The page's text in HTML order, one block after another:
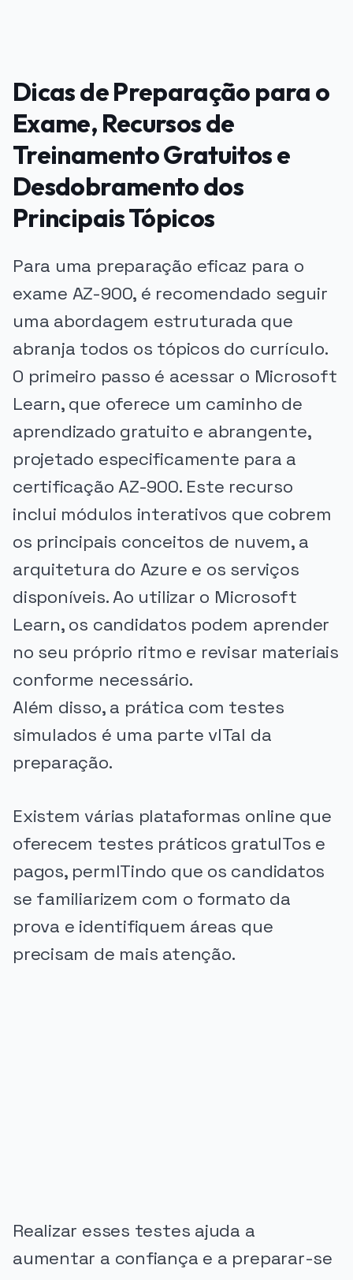
Dicas de Preparação para o
Exame, Recursos de
Treinamento Gratuitos e
Desdobramento dos
Principais Tópicos
Para uma preparação eficaz para o
exame AZ-900, é recomendado seguir
uma abordagem estruturada que
abranja todos os tópicos do currículo.
O primeiro passo é acessar o Microsoft
Learn, que oferece um caminho de
aprendizado gratuito e abrangente,
projetado especificamente para a
certificação AZ-900. Este recurso
inclui módulos interativos que cobrem
os principais conceitos de nuvem, a
arquitetura do Azure e os serviços
disponíveis. Ao utilizar o Microsoft
Learn, os candidatos podem aprender
no seu próprio ritmo e revisar materiais
conforme necessário.
Além disso, a prática com testes
simulados é uma parte vITal da
preparação.
Existem várias plataformas online que
oferecem testes práticos gratuITos e
pagos, permITindo que os candidatos
se familiarizem com o formato da
prova e identifiquem áreas que
precisam de mais atenção.
Realizar esses testes ajuda a
aumentar a confiança e a preparar-se